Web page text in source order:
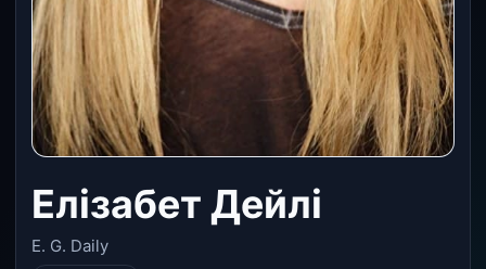
Елізабет Дейлі
E. G. Daily